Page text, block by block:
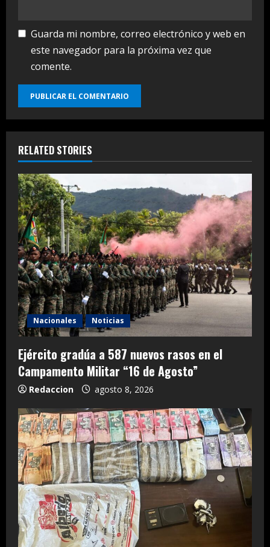
Guarda mi nombre, correo electrónico y web en
este navegador para la próxima vez que
comente.
RELATED STORIES
Nacionales Noticias
Ejército gradúa a 587 nuevos rasos en el
Campamento Militar “16 de Agosto”
Redaccion agosto 8, 2026